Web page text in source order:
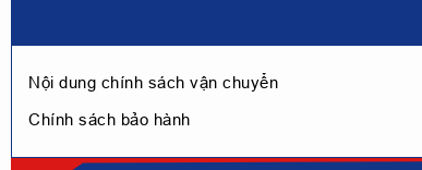
Nội dung chính sách vận chuyển
Chính sách bảo hành